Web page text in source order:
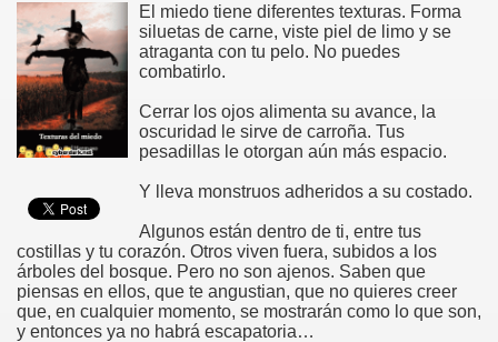
El miedo tiene diferentes texturas. Forma
siluetas de carne, viste piel de limo y se
atraganta con tu pelo. No puedes
combatirlo.
Cerrar los ojos alimenta su avance, la
oscuridad le sirve de carroña. Tus
pesadillas le otorgan aún más espacio.
Y lleva monstruos adheridos a su costado.
Algunos están dentro de ti, entre tus
costillas y tu corazón. Otros viven fuera, subidos a los
árboles del bosque. Pero no son ajenos. Saben que
piensas en ellos, que te angustian, que no quieres creer
que, en cualquier momento, se mostrarán como lo que son,
y entonces ya no habrá escapatoria…